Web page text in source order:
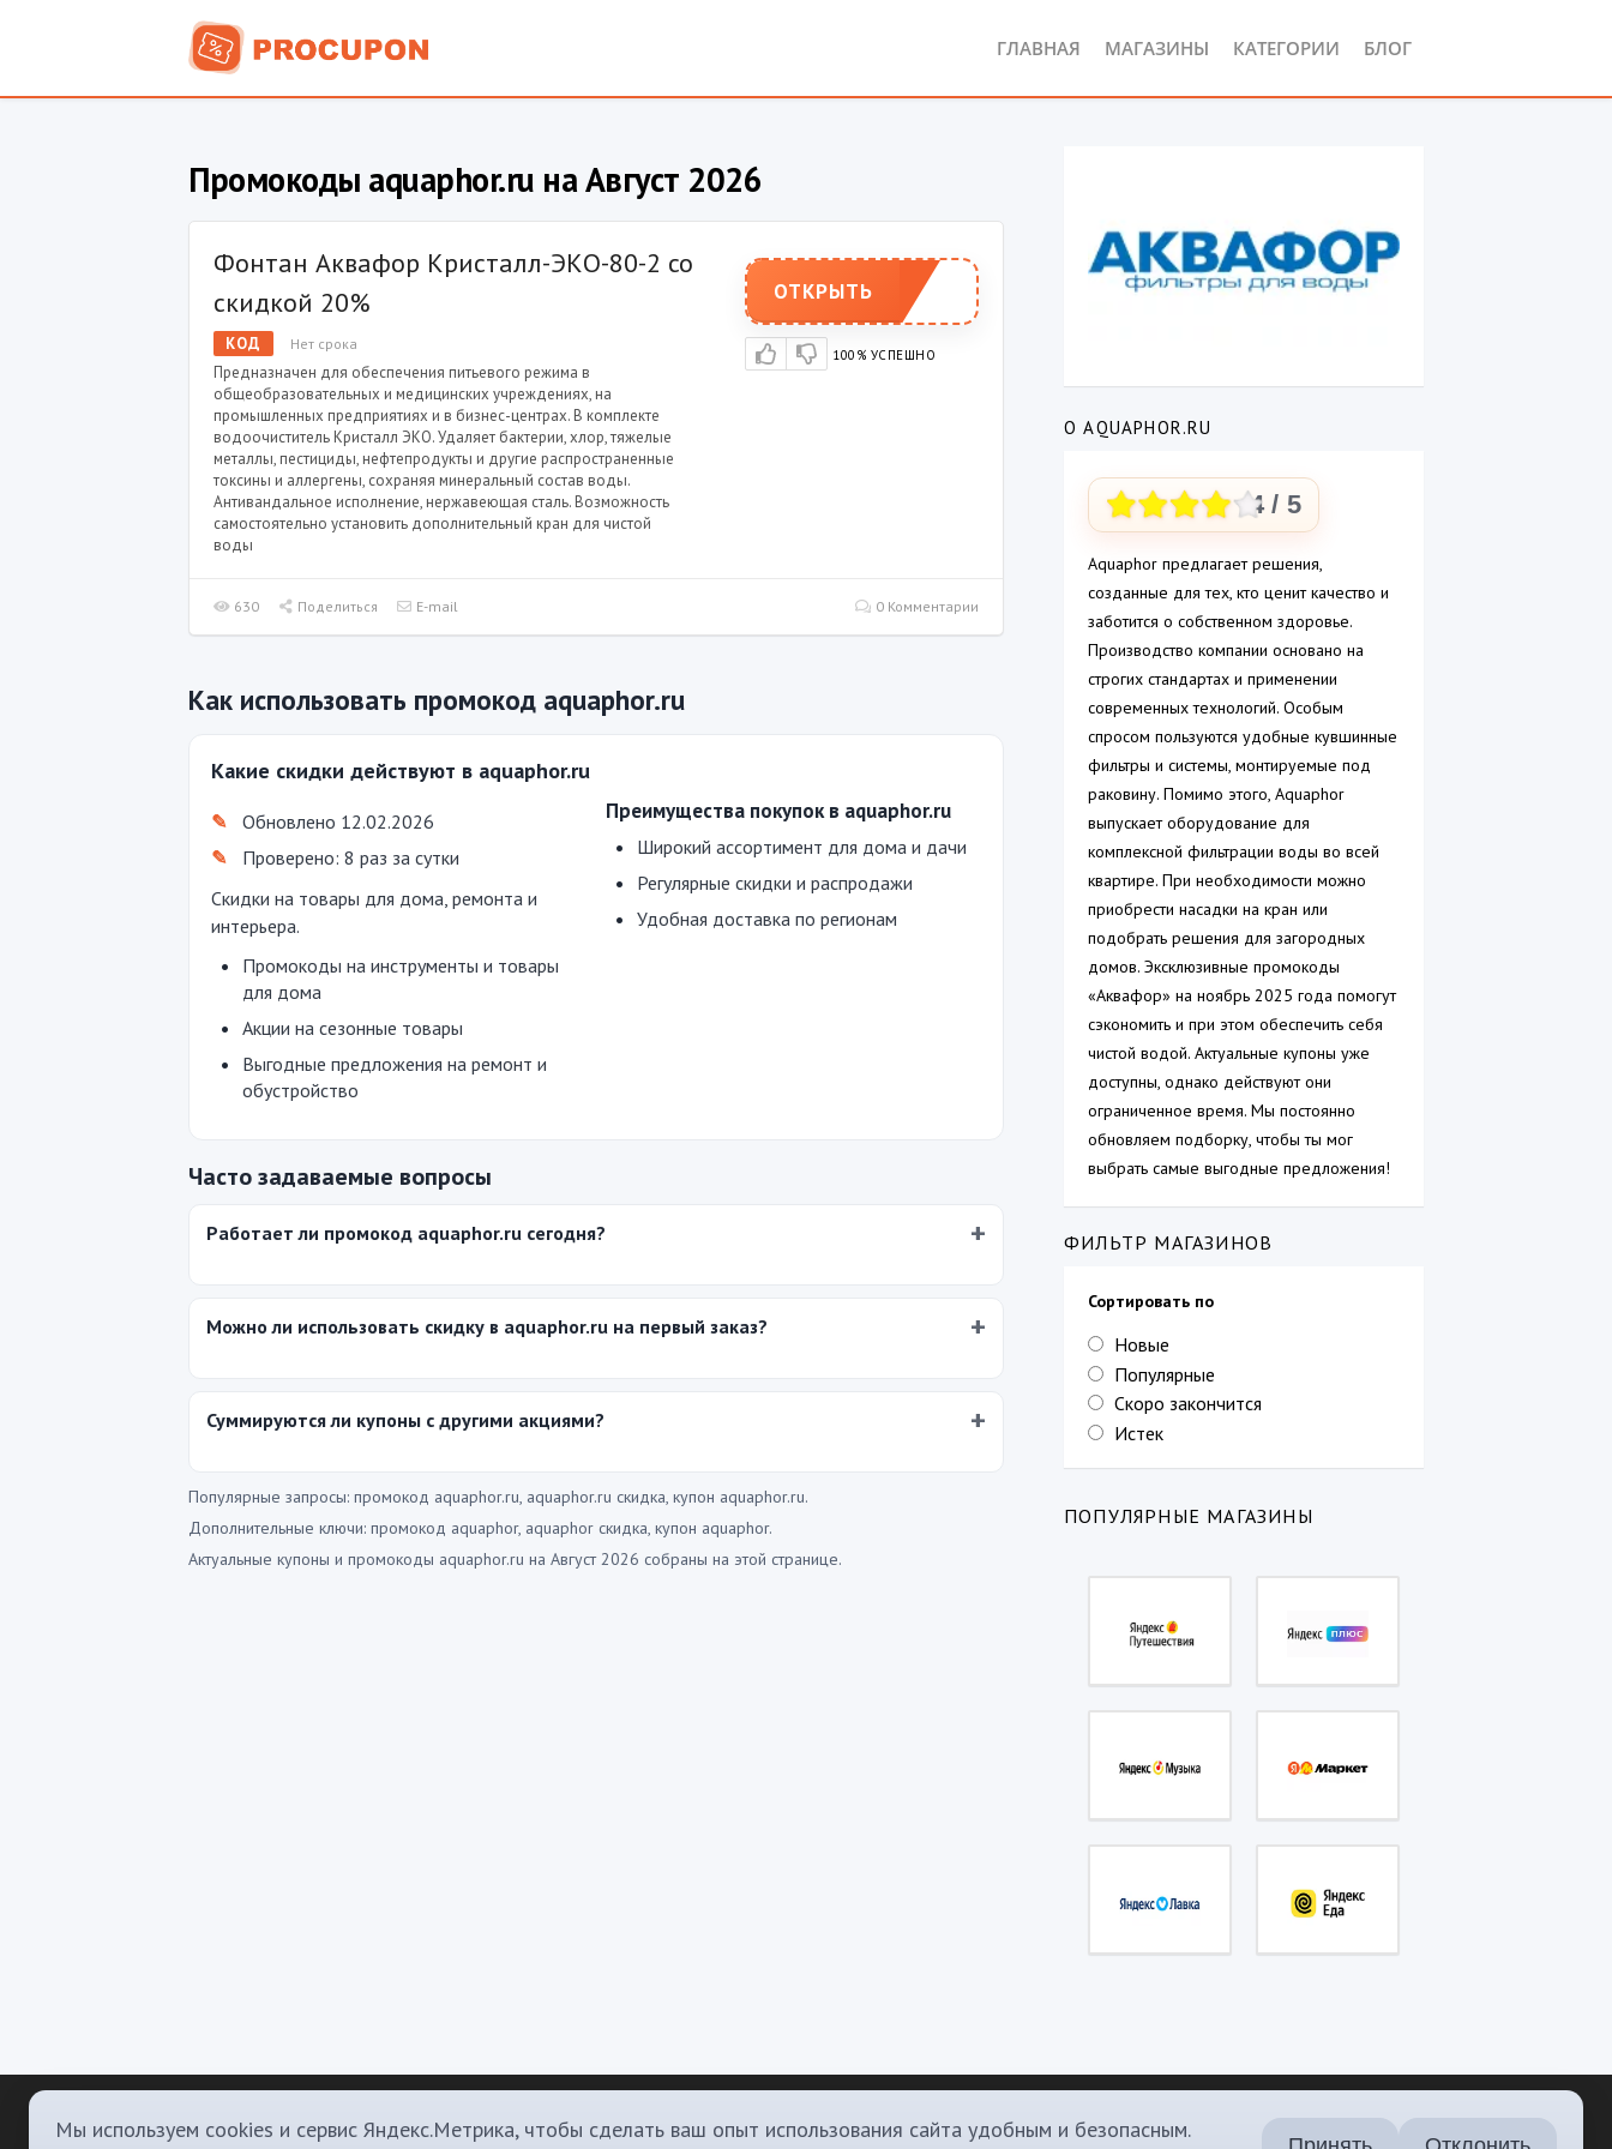
ГЛАВНАЯ МАГАЗИНЫ КАТЕГОРИИ БЛОГ
Промокоды aquaphor.ru на Август 2026
Фонтан Аквафор Кристалл-ЭКО-80-2 со
скидкой 20%
КОД Нет срока
Предназначен для обеспечения питьевого режима в
общеобразовательных и медицинских учреждениях, на
промышленных предприятиях и в бизнес-центрах. В комплекте
водоочиститель Кристалл ЭКО. Удаляет бактерии, хлор, тяжелые
металлы, пестициды, нефтепродукты и другие распространенные
токсины и аллергены, сохраняя минеральный состав воды.
Антивандальное исполнение, нержавеющая сталь. Возможность
самостоятельно установить дополнительный кран для чистой
воды
ОТКРЫТЬ
100% УСПЕШНО
630 Поделиться E-mail 0 Комментарии
Как использовать промокод aquaphor.ru
Какие скидки действуют в aquaphor.ru
Обновлено 12.02.2026
Проверено: 8 раз за сутки
Скидки на товары для дома, ремонта и
интерьера.
Промокоды на инструменты и товары
для дома
Акции на сезонные товары
Выгодные предложения на ремонт и
обустройство
Преимущества покупок в aquaphor.ru
Широкий ассортимент для дома и дачи
Регулярные скидки и распродажи
Удобная доставка по регионам
Часто задаваемые вопросы
Работает ли промокод aquaphor.ru сегодня?
Можно ли использовать скидку в aquaphor.ru на первый заказ?
Суммируются ли купоны с другими акциями?
Популярные запросы: промокод aquaphor.ru, aquaphor.ru скидка, купон aquaphor.ru.
Дополнительные ключи: промокод aquaphor, aquaphor скидка, купон aquaphor.
Актуальные купоны и промокоды aquaphor.ru на Август 2026 собраны на этой странице.
О AQUAPHOR.RU
4 / 5
Aquaphor предлагает решения,
созданные для тех, кто ценит качество и
заботится о собственном здоровье.
Производство компании основано на
строгих стандартах и применении
современных технологий. Особым
спросом пользуются удобные кувшинные
фильтры и системы, монтируемые под
раковину. Помимо этого, Aquaphor
выпускает оборудование для
комплексной фильтрации воды во всей
квартире. При необходимости можно
приобрести насадки на кран или
подобрать решения для загородных
домов. Эксклюзивные промокоды
«Аквафор» на ноябрь 2025 года помогут
сэкономить и при этом обеспечить себя
чистой водой. Актуальные купоны уже
доступны, однако действуют они
ограниченное время. Мы постоянно
обновляем подборку, чтобы ты мог
выбрать самые выгодные предложения!
ФИЛЬТР МАГАЗИНОВ
Сортировать по
Новые
Популярные
Скоро закончится
Истек
ПОПУЛЯРНЫЕ МАГАЗИНЫ
О Нас Политика конфиденциальности Наш бот
Мы используем cookies и сервис Яндекс.Метрика, чтобы сделать ваш опыт использования сайта удобным и безопасным.